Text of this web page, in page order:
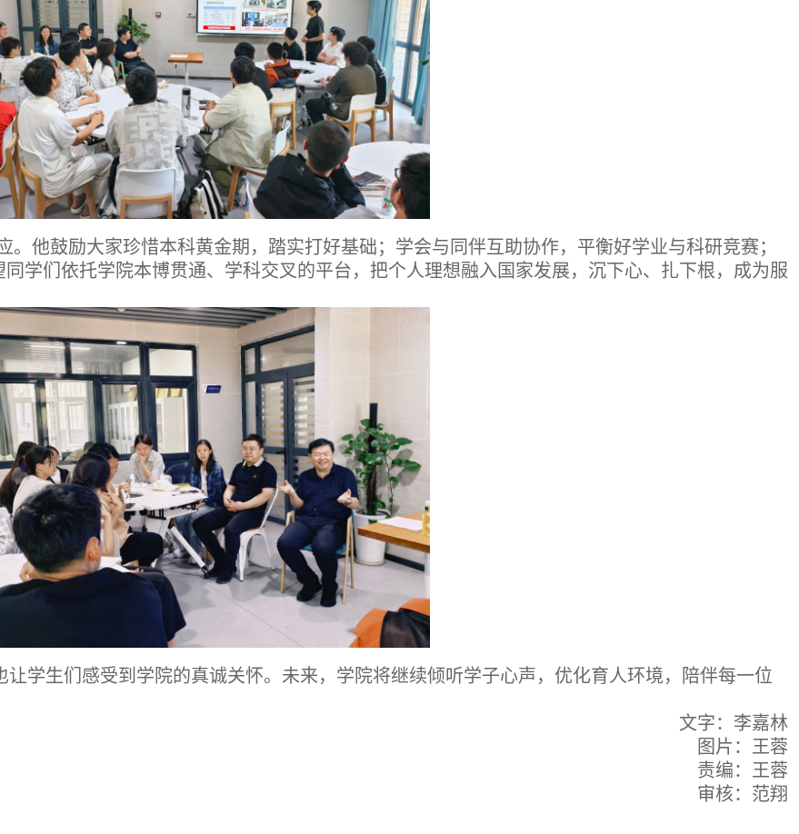
他鼓励大家珍惜本科黄金期，踏实打好基础；学会与同伴互助协作，平衡好学业与科研竞赛；
学们依托学院本博贯通、学科交叉的平台，把个人理想融入国家发展，沉下心、扎下根，成为服
学生们感受到学院的真诚关怀。未来，学院将继续倾听学子心声，优化育人环境，陪伴每一位
文字：李嘉林
图片：王蓉
责编：王蓉
审核：范翔